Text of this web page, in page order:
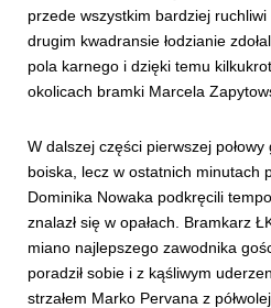
przede wszystkim bardziej ruchliwi
drugim kwadransie łodzianie
pola karnego i dzięki temu
okolicach bramki Marcela
W dalszej części pierwszej połowy
boiska, lecz w ostatnich minutach
Dominika Nowaka podkręcili
znalazł się w opałach. Bramkarz
miano najlepszego zawodnika
poradził sobie i z kąśliwym
strzałem Marko Pervana z